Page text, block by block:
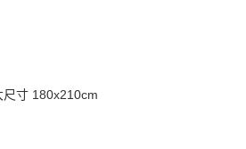
尺寸 180x210cm